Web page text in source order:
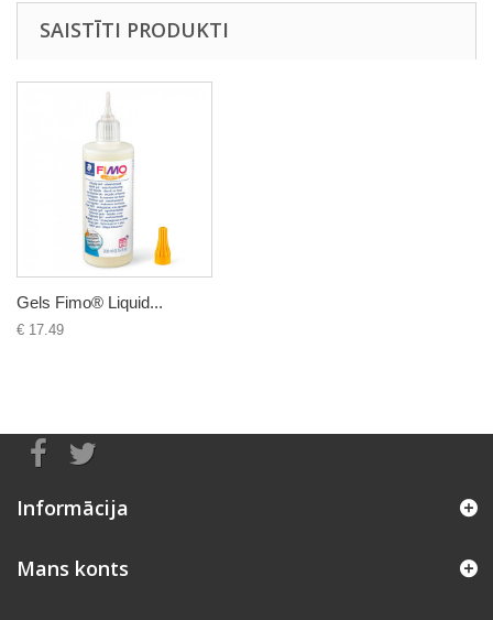
SAISTĪTI PRODUKTI
Gels Fimo® Liquid...
€ 17.49
Informācija
Mans konts